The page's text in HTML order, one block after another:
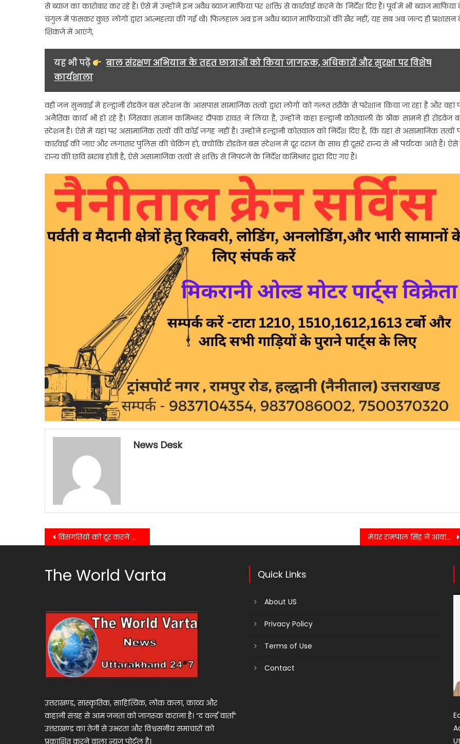
होगी
कार्येवाही…..
से ब्याज का कारोबार कर रहे हैं। ऐसे में उन्होंने इन अवैध ब्याज माफिया पर शक्ति से कार्रवाई करने के निर्देश दिए हैं। पूर्व में भी ब्याज
चंगुल में फंसकर कुछ लोगों द्वारा आत्महत्या की गई थी। फिलहाल अब इन अवैध ब्याज माफियाओं की खैर नहीं, यह सब अब जल्द ही
शिकंजे में आएंगे,
यह भी पढ़ें
बाल संरक्षण अभियान के तहत छात्राओं को किया जागरूक, अधिकारों और सुरक्षा पर विशेष
कार्यशाला
वही जन सुनवाई में हल्द्वानी रोडवेज बस स्टेशन के आसपास सामाजिक तत्वों द्वारा लोगों को गलत तरीके से परेशान किया जा रहा है और वहां
अनैतिक कार्य भी हो रहे है। जिसका संज्ञान कमिश्नर दीपक रावत ने लिया है, उन्होंने कहा हल्द्वानी कोतवाली के ठीक सामने ही रोडवेज
स्टेशन है। ऐसे में यहां पर असामाजिक तत्वों की कोई जगह नहीं है। उन्होंने हल्द्वानी कोतवाल को निर्देश दिए हैं, कि यहां से असामाजिक तत्वों
कार्रवाई की जाए और लगातार पुलिस की चेकिंग हो, क्योंकि रोडवेज बस स्टेशन में दूर दराज के साथ ही दूसरे राज्य से भी पर्यटक आते हैं।
राज्य की छवि खराब होती है, ऐसे असामाजिक तत्वों से शक्ति से निपटने के निर्देश कमिश्नर द्वारा दिए गए हैं।
News Desk
Post
विंसगतियों को दूर करने की मांग को लेकर पूर्व सैनिक संघर्ष समिति ने निकाली रैली….. मेयर रामपाल सिंह ने आवास विकास में कराये जा रहे पेयजल लाईन के नवीनीकरण कार्यों का स्थलीय निरीक्षण कर जायजा लिया……
The World Varta
उत्तराखण्ड, सांस्कृतिक, साहित्यिक, लोक कला, काव्य और
कहानी संग्रह से आम जनता को जागरूक कराना है। “द वर्ल्ड वार्ता”
उत्तराखण्ड का तेजी से उभरता और विश्वसनीय समाचारों को
प्रकाशित करने वाला न्यूज पोर्टल है।
Quick Links
About US
Privacy Policy
Terms of Use
Contact